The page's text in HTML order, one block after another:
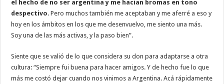
el hecho de no ser argentina y me hacían bromas en tono
despectivo. Pero muchos también me aceptaban y me aferré a eso y
hoy en los ámbitos en los que me desenvuelvo, me siento una más.
Soy una de las más activas, y la paso bien”.
Siente que se valió de lo que considera su don para adaptarse a otra
cultura: “Siempre fui buena para hacer amigos. Y de hecho fue lo que
más me costó dejar cuando nos vinimos a Argentina. Acá rápidamente